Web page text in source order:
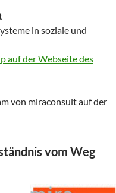
in soziale und
auf der Webseite des
von miraconsult auf der
vom Weg